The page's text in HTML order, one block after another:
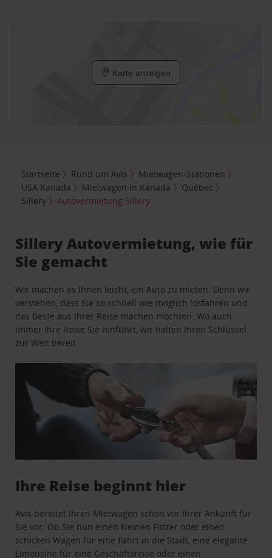
Karte anzeigen
Startseite Rund um Avis
Mietwagen-Stationen
USA Kanada
Mietwagen in Kanada
Québec
Sillery
Autovermietung Sillery
Sillery Autovermietung, wie für
Sie gemacht
Wir machen es Ihnen leicht, ein Auto zu mieten. Denn wir
verstehen, dass Sie so schnell wie möglich losfahren und
das Beste aus Ihrer Reise machen möchten. Wo auch
immer Ihre Reise Sie hinführt, wir halten Ihren Schlüssel
zur Welt bereit.
Ihre Reise beginnt hier
Avis bereitet Ihren Mietwagen schon vor Ihrer Ankunft für
Sie vor. Ob Sie nun einen kleinen Flitzer oder einen
schicken Wagen für eine Fahrt in die Stadt, eine elegante
Limousine für eine Geschäftsreise oder einen